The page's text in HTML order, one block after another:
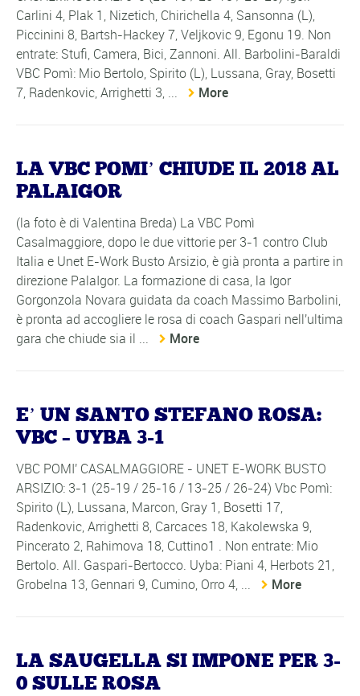
Carlini 4, Plak 1, Nizetich, Chirichella 4, Sansonna (L),
Piccinini 8, Bartsh-Hackey 7, Veljkovic 9, Egonu 19. Non
entrate: Stufi, Camera, Bici, Zannoni. All. Barbolini-Baraldi
VBC Pomì: Mio Bertolo, Spirito (L), Lussana, Gray, Bosetti
7, Radenkovic, Arrighetti 3, ...
More
LA VBC POMI’ CHIUDE IL 2018 AL
PALAIGOR
(la foto è di Valentina Breda) La VBC Pomì
Casalmaggiore, dopo le due vittorie per 3-1 contro Club
Italia e Unet E-Work Busto Arsizio, è già pronta a partire in
direzione PalaIgor. La formazione di casa, la Igor
Gorgonzola Novara guidata da coach Massimo Barbolini,
è pronta ad accogliere le rosa di coach Gaspari nell'ultima
gara che chiude sia il ...
More
E’ UN SANTO STEFANO ROSA:
VBC – UYBA 3-1
VBC POMI' CASALMAGGIORE - UNET E-WORK BUSTO
ARSIZIO: 3-1 (25-19 / 25-16 / 13-25 / 26-24) Vbc Pomì:
Spirito (L), Lussana, Marcon, Gray 1, Bosetti 17,
Radenkovic, Arrighetti 8, Carcaces 18, Kakolewska 9,
Pincerato 2, Rahimova 18, Cuttino1 . Non entrate: Mio
Bertolo. All. Gaspari-Bertocco. Uyba: Piani 4, Herbots 21,
Grobelna 13, Gennari 9, Cumino, Orro 4, ...
More
LA SAUGELLA SI IMPONE PER 3-
0 SULLE ROSA